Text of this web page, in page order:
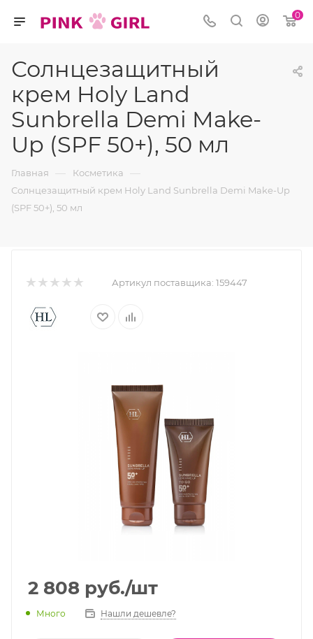
0
Солнцезащитный
крем Holy Land
Sunbrella Demi Make-
Up (SPF 50+), 50 мл
Главная — Косметика —
Солнцезащитный крем Holy Land Sunbrella Demi Make-Up
(SPF 50+), 50 мл
Артикул поставщика: 159447
2 808 руб./шт
Много Нашли дешевле?